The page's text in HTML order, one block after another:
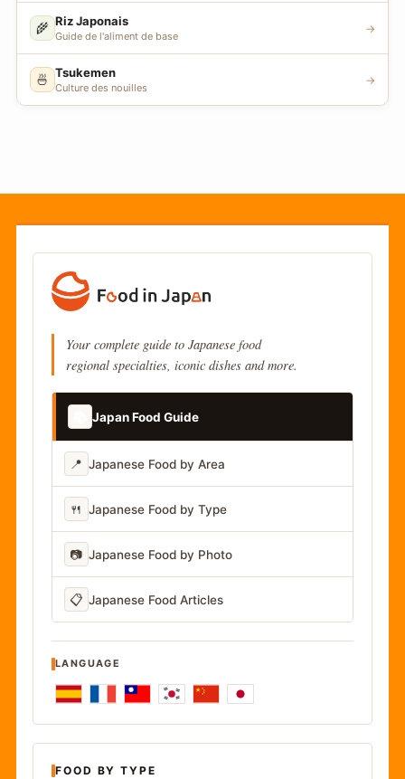
🌾 Riz Japonais
Guide de l'aliment de base
→
🍜 Tsukemen
Culture des nouilles
→
Your complete guide to Japanese food
regional specialties, iconic dishes and more.
Japan Food Guide
📍 Japanese Food by Area
🍴 Japanese Food by Type
📷 Japanese Food by Photo
📋 Japanese Food Articles
LANGUAGE
FOOD BY TYPE